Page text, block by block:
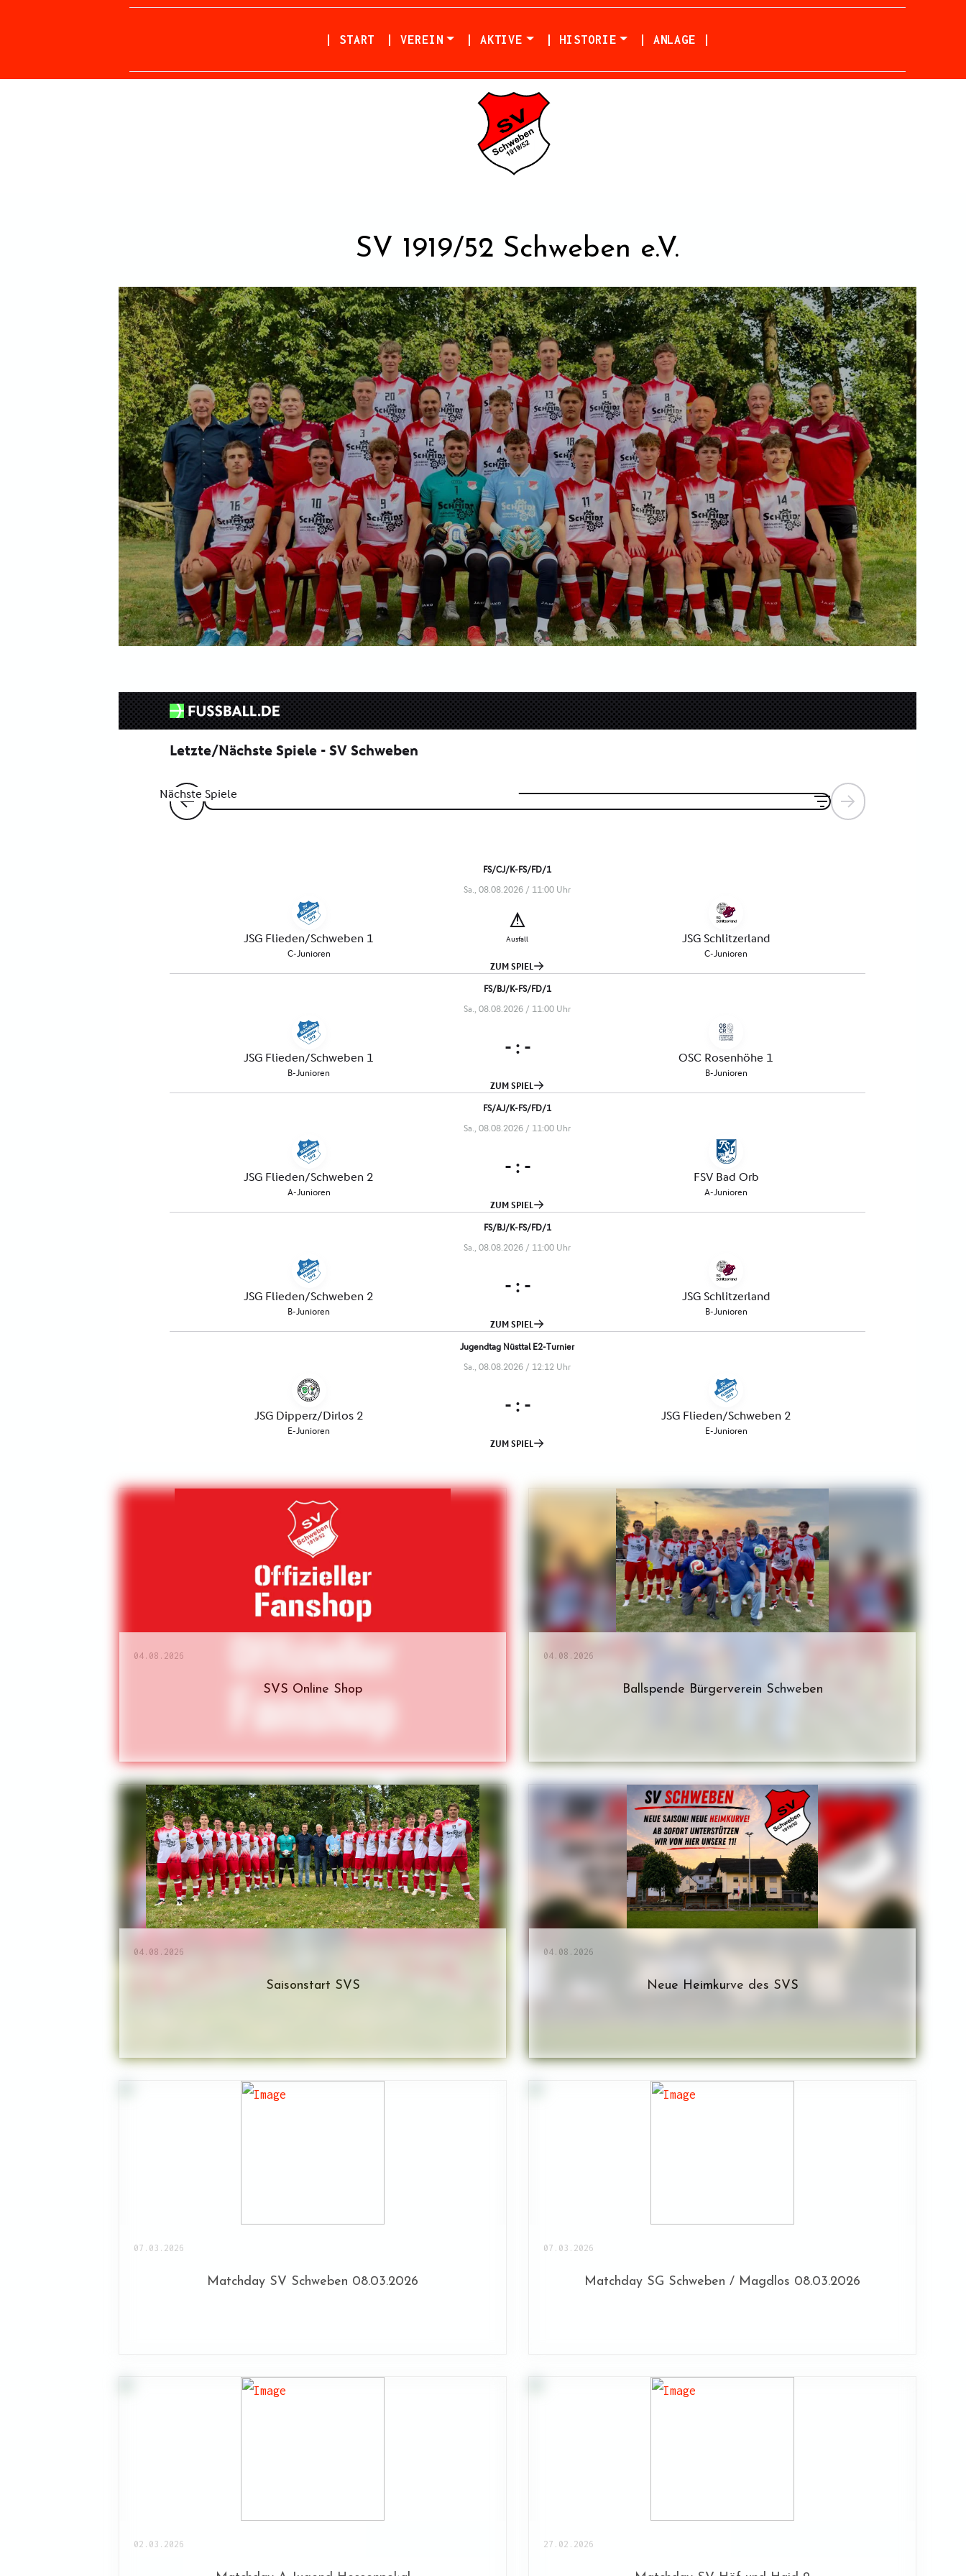
| START | VEREIN | AKTIVE | HISTORIE | ANLAGE |
SV 1919/52 Schweben e.V.
04.08.2026
SVS Online Shop
04.08.2026
Ballspende Bürgerverein Schweben
04.08.2026
Saisonstart SVS
04.08.2026
Neue Heimkurve des SVS
07.03.2026
Matchday SV Schweben 08.03.2026
07.03.2026
Matchday SG Schweben / Magdlos 08.03.2026
02.03.2026 27.02.2026